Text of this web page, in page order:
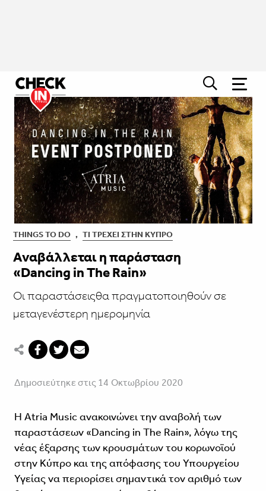
THINGS TO DO , ΤΙ ΤΡΈΧΕΙ ΣΤΗΝ ΚΎΠΡΟ
Αναβάλλεται η παράσταση
«Dancing in The Rain»
Οι παραστάσειςθα πραγματοποιηθούν σε
μεταγενέστερη ημερομηνία
Δημοσιεύτηκε στις 14 Οκτωβρίου 2020
H Atria Music ανακοινώνει την αναβολή των
παραστάσεων «Dancing in The Rain», λόγω της
νέας έξαρσης των κρουσμάτων του κορωνοϊού
στην Κύπρο και της απόφασης του Υπουργείου
Υγείας να περιορίσει σημαντικά τον αριθμό των